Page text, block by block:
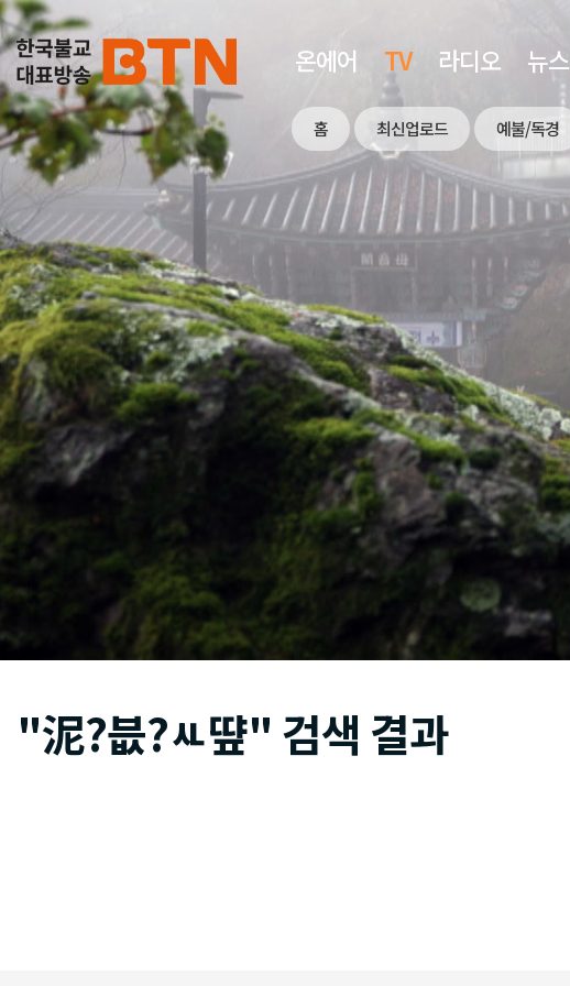
온에어 TV 라디오 뉴스
홈 최신업로드 예불/독경
"泥?븞?ㅻ떂" 검색 결과